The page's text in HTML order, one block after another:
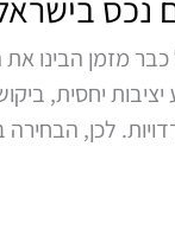
כבר מזמן הבינו
יחסית,
לכן,